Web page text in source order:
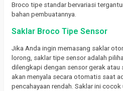
Broco tipe standar bervariasi
bahan pembuatannya.
Saklar Broco Tipe Sensor
Jika Anda ingin memasang saklar
lorong, saklar tipe sensor adalah
dilengkapi dengan sensor gerak atau
akan menyala secara otomatis saat
pencahayaan rendah. Saklar ini